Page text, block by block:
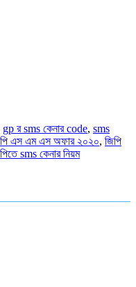
gp র sms কেনার code, sms
এস এম এস অফার ২০২০, জিপি
sms কেনার নিয়ম